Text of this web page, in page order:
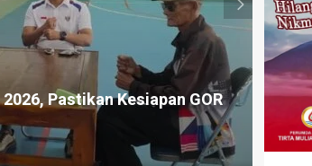
Survei Venue Tenis Meja
dan Dorong UMKM Lokal
2 jam